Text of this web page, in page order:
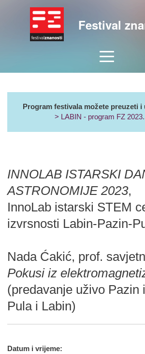
Festival
Program festivala možete preuzeti
> LABIN - program FZ 2023.
INNOLAB ISTARSKI
ASTRONOMIJE 2023,
InnoLab istarski STEM
izvrsnosti Labin-Pazin-
Nada Ćakić, prof.
Pokusi iz
(predavanje uživo Pazin
Pula i Labin)
Datum i vrijeme: